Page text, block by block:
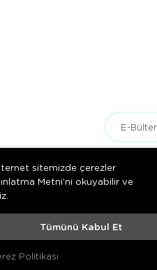
saklıdır.
sitemizde çerezler
Metni’ni okuyabilir ve
Tümünü Kabul Et
Politikası